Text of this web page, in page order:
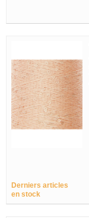
Derniers articles
en stock